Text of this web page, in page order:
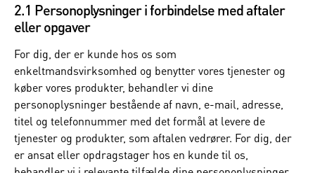
2.1 Personoplysninger i forbindelse med aftaler
eller opgaver
For dig, der er kunde hos os som
enkeltmandsvirksomhed og benytter vores tjenester og
køber vores produkter, behandler vi dine
personoplysninger bestående af navn, e-mail, adresse,
titel og telefonnummer med det formål at levere de
tjenester og produkter, som aftalen vedrører. For dig, der
er ansat eller opdragstager hos en kunde til os,